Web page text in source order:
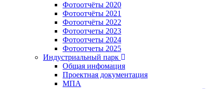
Фотоотчёты 2020
Фотоотчёты 2021
Фотоотчёты 2022
Фотоотчеты 2023
Фотоотчеты 2024
Фотоотчеты 2025
Индустриальный парк
Общая инфомация
Проектная документация
МПА